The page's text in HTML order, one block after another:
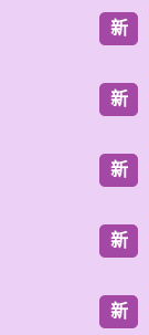
新
新
新
新
新